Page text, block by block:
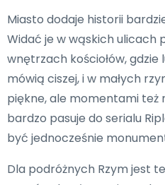
Miasto dodaje historii
Widać je w wąskich ulicach
wnętrzach kościołów,
mówią ciszej, i w małych
piękne, ale momentami też
bardzo pasuje do serialu
być jednocześnie
Dla podróżnych Rzym jest